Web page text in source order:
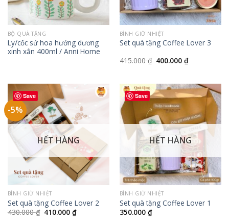
BỘ QUÀ TẶNG
Ly/cốc sứ hoa hướng dương
xinh xắn 400ml / Anni Home
BÌNH GIỮ NHIỆT
Set quà tặng Coffee Lover 3
415.000₫ Giá
gốc
400.000 ₫Giá
hiện
400.000 ₫.
Save
-5%
HẾT HÀNG
BÌNH GIỮ NHIỆT
Set quà tặng Coffee Lover 2
430.000₫ Giá
410.000 ₫Giá
hiện
Save
HẾT HÀNG
BÌNH GIỮ NHIỆT
Set quà tặng Coffee Lover 1
350.000 ₫